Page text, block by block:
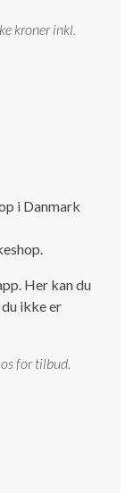
campingvogn
kroner inkl.
i Danmark
Her kan du
ikke er
for tilbud.